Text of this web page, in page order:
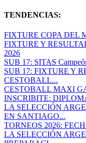
TENDENCIAS:
FIXTURE COPA DEL
FIXTURE Y
2026
SUB 17: SITAS
SUB 17: FIXTURE Y
CESTOBALL...
CESTOBALL MAXI
INSCRIBITE:
LA SELECCIÓN
EN SANTIAGO...
TORNEOS 2026:
LA SELECCIÓN